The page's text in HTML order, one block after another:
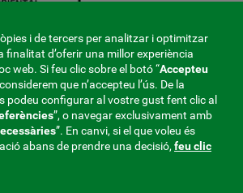
i de tercers per analitzar i optimitzar
finalitat d’oferir una millor experiència
web. Si feu clic sobre el botó “Accepteu
que n’accepteu l’ús. De la
podeu configurar al vostre gust fent clic al
”, o navegar exclusivament amb
”. En canvi, si el que voleu és
abans de prendre una decisió, feu clic